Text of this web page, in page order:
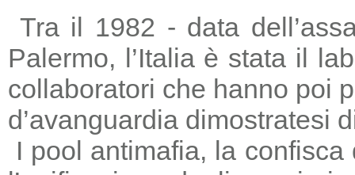
Tra il 1982 - data
Palermo, l’Italia è stata il
collaboratori che hanno poi
d’avanguardia dimostratesi
I pool antimafia, la